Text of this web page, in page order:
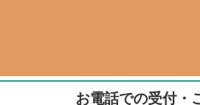
お電話での受付・